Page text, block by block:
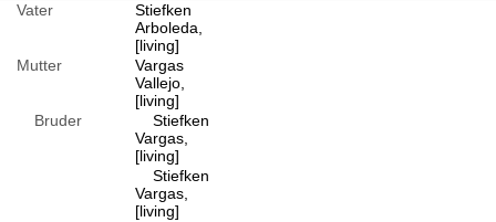
Vater
Stiefken
Arboleda,
[living]
Mutter
Vargas
Vallejo,
[living]
Bruder
Stiefken
Vargas,
[living]
Stiefken
Vargas,
[living]